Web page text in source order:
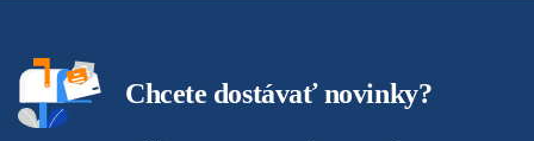
Chcete dostávať novinky?